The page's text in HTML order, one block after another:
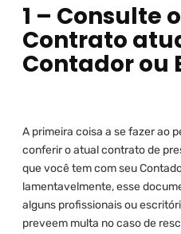
1 – Consulte
Contrato
Contador ou
A primeira coisa a se fazer ao
conferir o atual contrato de
que você tem com seu
lamentavelmente, esse
alguns profissionais ou
preveem multa no caso de